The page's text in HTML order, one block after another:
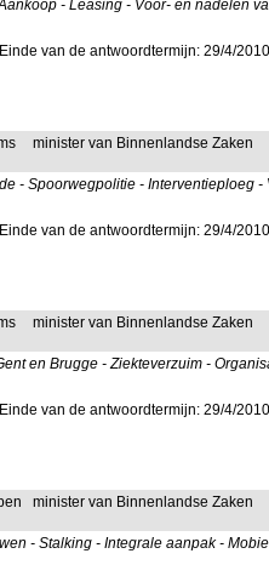
- Leasing - Voor- en nadelen
van de antwoordtermijn: 29/4/
minister van Binnenlandse Zaken
- Spoorwegpolitie - Interventieploeg
van de antwoordtermijn: 29/4/
minister van Binnenlandse Zaken
en Brugge - Ziekteverzuim -
van de antwoordtermijn: 29/4/
minister van Binnenlandse Zaken
- Stalking - Integrale aanpak -